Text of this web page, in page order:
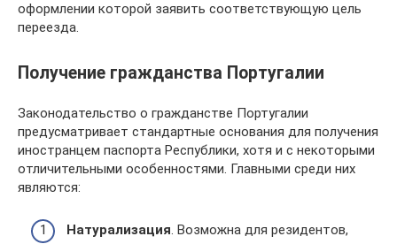
оформлении которой заявить соответствующую цель
переезда.
Получение гражданства Португалии
Законодательство о гражданстве Португалии
предусматривает стандартные основания для получения
иностранцем паспорта Республики, хотя и с некоторыми
отличительными особенностями. Главными среди них
являются:
Натурализация. Возможна для резидентов,